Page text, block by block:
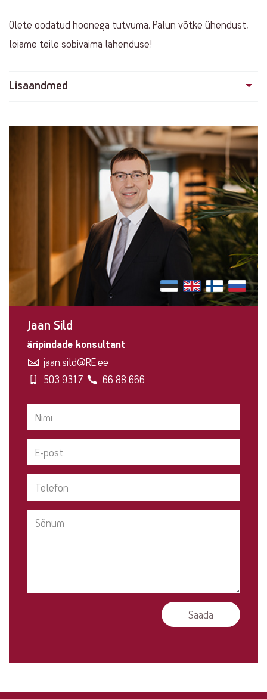
Olete oodatud hoonega tutvuma. Palun võtke ühendust,
leiame teile sobivaima lahenduse!
Lisaandmed
Jaan Sild
äripindade konsultant
jaan.sild@RE.ee
503 9317
66 88 666